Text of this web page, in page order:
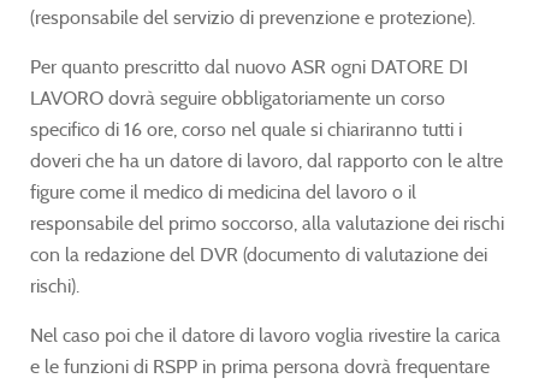
(responsabile del servizio di prevenzione e protezione).
Per quanto prescritto dal nuovo ASR ogni DATORE DI
LAVORO dovrà seguire obbligatoriamente un corso
specifico di 16 ore, corso nel quale si chiariranno tutti i
doveri che ha un datore di lavoro, dal rapporto con le altre
figure come il medico di medicina del lavoro o il
responsabile del primo soccorso, alla valutazione dei rischi
con la redazione del DVR (documento di valutazione dei
rischi).
Nel caso poi che il datore di lavoro voglia rivestire la carica
e le funzioni di RSPP in prima persona dovrà frequentare